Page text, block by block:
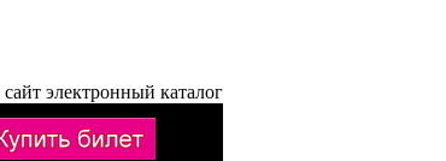
сайт электронный каталог